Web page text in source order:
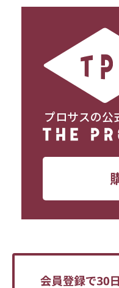
プロサスの公